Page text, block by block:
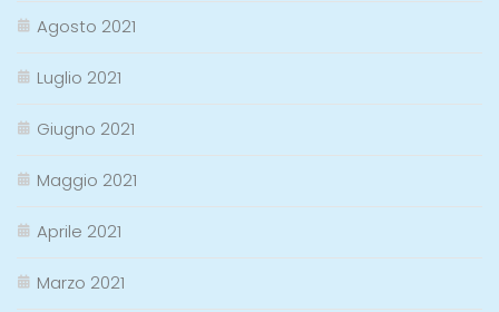
Agosto 2021
Luglio 2021
Giugno 2021
Maggio 2021
Aprile 2021
Marzo 2021